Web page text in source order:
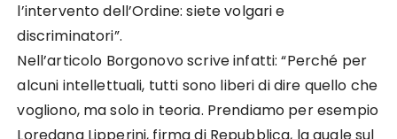
l’intervento dell’Ordine: siete volgari e
discriminatori”.
Nell’articolo Borgonovo scrive infatti: “Perché per
alcuni intellettuali, tutti sono liberi di dire quello che
vogliono, ma solo in teoria. Prendiamo per esempio